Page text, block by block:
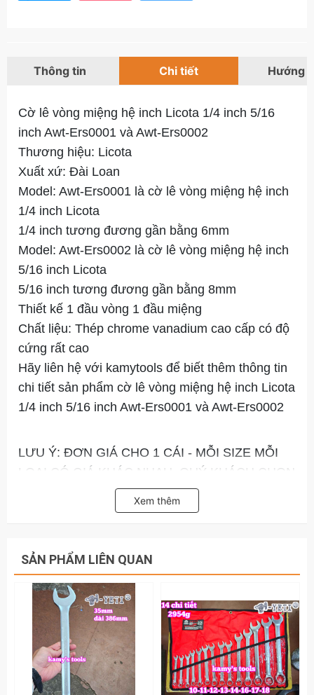
Thông tin Chi tiết Hướng
Cờ lê vòng miệng hệ inch Licota 1/4 inch 5/16
inch Awt-Ers0001 và Awt-Ers0002
Thương hiệu: Licota
Xuất xứ: Đài Loan
Model: Awt-Ers0001 là cờ lê vòng miệng hệ inch
1/4 inch Licota
1/4 inch tương đương gần bằng 6mm
Model: Awt-Ers0002 là cờ lê vòng miệng hệ inch
5/16 inch Licota
5/16 inch tương đương gần bằng 8mm
Thiết kế 1 đầu vòng 1 đầu miệng
Chất liệu: Thép chrome vanadium cao cấp có độ
cứng rất cao
Hãy liên hệ với kamytools để biết thêm thông tin
chi tiết sản phẩm cờ lê vòng miệng hệ inch Licota
1/4 inch 5/16 inch Awt-Ers0001 và Awt-Ers0002
LƯU Ý: ĐƠN GIÁ CHO 1 CÁI - MỖI SIZE MỖI
LOẠI CÓ GIÁ KHÁC NHAU. QUÝ KHÁCH CHỌN
PHÂN LOẠI ĐỂ XEM GIÁ CỦA PHÂN LOẠI ĐÓ.
Xem thêm
SẢN PHẨM LIÊN QUAN